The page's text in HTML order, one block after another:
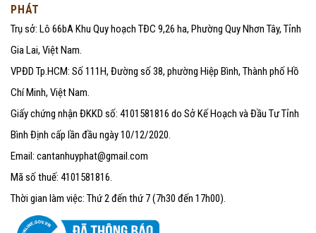
PHÁT
Trụ sở: Lô 66bA Khu Quy hoạch TĐC 9,26 ha, Phường Quy Nhơn Tây, Tỉnh
Gia Lai, Việt Nam.
VPĐD Tp.HCM: Số 111H, Đường số 38, phường Hiệp Bình, Thành phố Hồ
Chí Minh, Việt Nam.
Giấy chứng nhận ĐKKD số: 4101581816 do Sở Kế Hoạch và Đầu Tư Tỉnh
Bình Định cấp lần đầu ngày 10/12/2020.
Email: cantanhuyphat@gmail.com
Mã số thuế: 4101581816.
Thời gian làm việc: Thứ 2 đến thứ 7 (7h30 đến 17h00).